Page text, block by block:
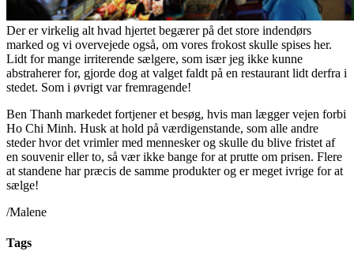
Der er virkelig alt hvad hjertet begærer på det store indendørs
marked og vi overvejede også, om vores frokost skulle spises her.
Lidt for mange irriterende sælgere, som især jeg ikke kunne
abstraherer for, gjorde dog at valget faldt på en restaurant lidt derfra i
stedet. Som i øvrigt var fremragende!
Ben Thanh markedet fortjener et besøg, hvis man lægger vejen forbi
Ho Chi Minh. Husk at hold på værdigenstande, som alle andre
steder hvor det vrimler med mennesker og skulle du blive fristet af
en souvenir eller to, så vær ikke bange for at prutte om prisen. Flere
at standene har præcis de samme produkter og er meget ivrige for at
sælge!
/Malene
Tags